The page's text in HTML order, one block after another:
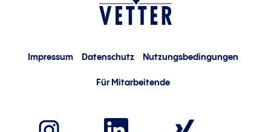
Impressum Datenschutz Nutzungsbedingungen
Für Mitarbeitende
W
W